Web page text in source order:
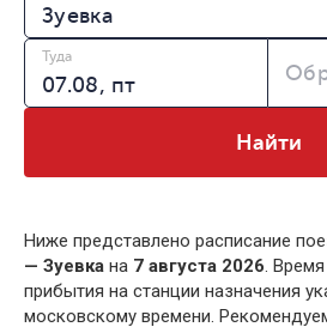
Туда
Найти
Ниже представлено расписание
— Зуевка на 7 августа 2026.
прибытия на станции назначения
московскому времени.